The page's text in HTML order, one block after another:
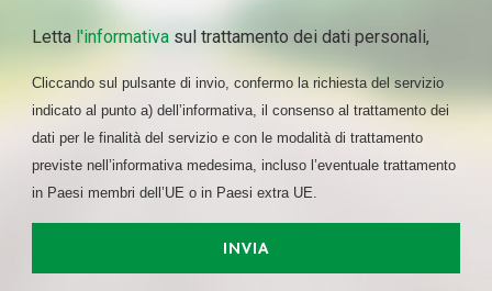
Letta l'informativasul trattamento dei dati personali,
Cliccando sul pulsante di invio, confermo la richiesta del servizio
indicato al punto a) dell’informativa, il consenso al trattamento dei
dati per le finalità del servizio e con le modalità di trattamento
previste nell’informativa medesima, incluso l’eventuale trattamento
in Paesi membri dell’UE o in Paesi extra UE.
INVIA